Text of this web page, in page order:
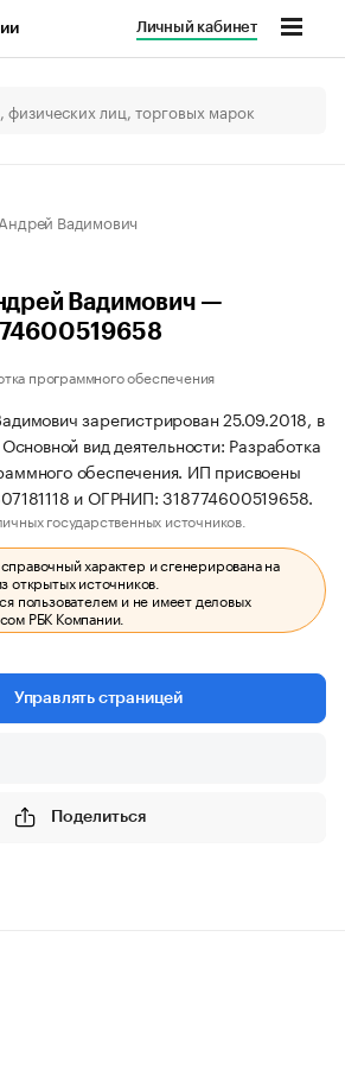
Личный кабинет
Вадимович
Вадимович —
программного обеспечения
зарегистрирован 25.09.2018, в
вид деятельности: Разработка
обеспечения. ИП присвоены
и ОГРНИП: 318774600519658.
государственных источников.
характер и сгенерирована на
открытых источников.
пользователем и не имеет деловых
РБК Компании.
Управлять страницей
Поделиться